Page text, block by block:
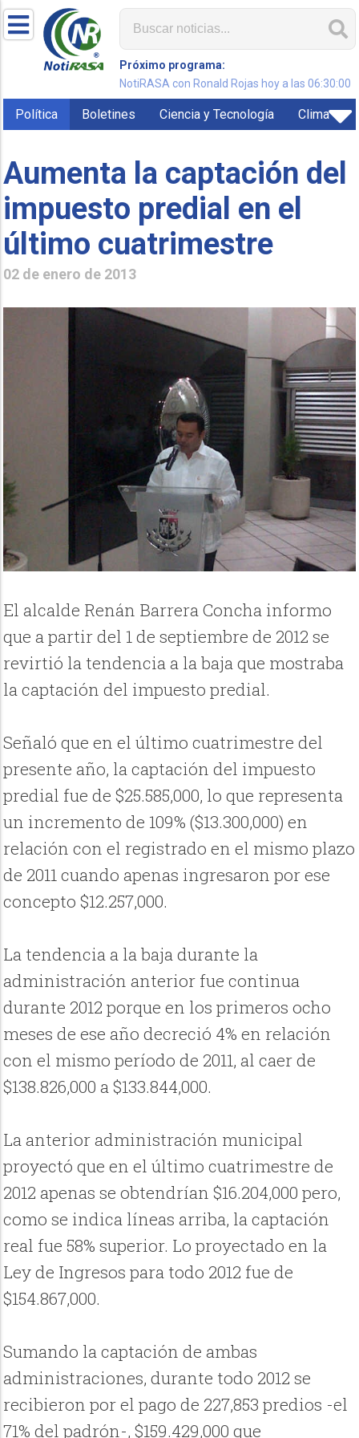
Próximo programa:
NotiRASA con Ronald Rojas hoy a las 06:30:00
Política Boletines Ciencia y Tecnología Clima
Aumenta la captación del
impuesto predial en el
último cuatrimestre
02 de enero de 2013
El alcalde Renán Barrera Concha informo
que a partir del 1 de septiembre de 2012 se
revirtió la tendencia a la baja que mostraba
la captación del impuesto predial.
Señaló que en el último cuatrimestre del
presente año, la captación del impuesto
predial fue de $25.585,000, lo que representa
un incremento de 109% ($13.300,000) en
relación con el registrado en el mismo plazo
de 2011 cuando apenas ingresaron por ese
concepto $12.257,000.
La tendencia a la baja durante la
administración anterior fue continua
durante 2012 porque en los primeros ocho
meses de ese año decreció 4% en relación
con el mismo período de 2011, al caer de
$138.826,000 a $133.844,000.
La anterior administración municipal
proyectó que en el último cuatrimestre de
2012 apenas se obtendrían $16.204,000 pero,
como se indica líneas arriba, la captación
real fue 58% superior. Lo proyectado en la
Ley de Ingresos para todo 2012 fue de
$154.867,000.
Sumando la captación de ambas
administraciones, durante todo 2012 se
recibieron por el pago de 227,853 predios -el
71% del padrón-, $159.429,000 que